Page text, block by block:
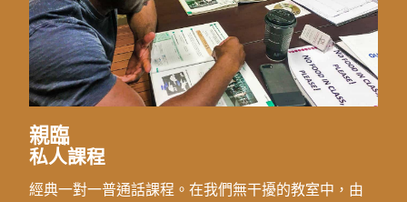
親臨
私人課程
經典一對一普通話課程。在我們無干擾的教室中，由